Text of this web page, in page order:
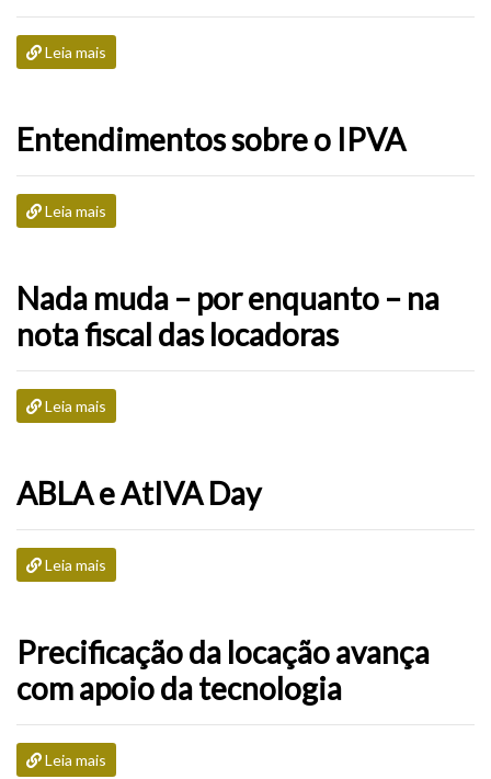
Leia mais
Entendimentos sobre o IPVA
Leia mais
Nada muda – por enquanto – na
nota fiscal das locadoras
Leia mais
ABLA e AtIVA Day
Leia mais
Precificação da locação avança
com apoio da tecnologia
Leia mais